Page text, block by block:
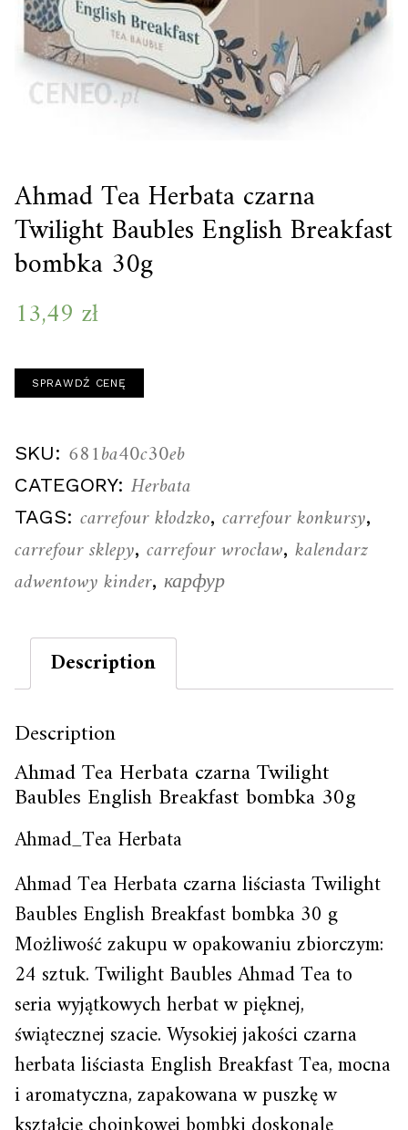
Ahmad Tea Herbata czarna
Twilight Baubles English Breakfast
bombka 30g
13,49 zł
SPRAWDŹ CENĘ
SKU: 681ba40c30eb
CATEGORY: Herbata
TAGS: carrefour kłodzko, carrefour konkursy,
carrefour sklepy, carrefour wrocław, kalendarz
adwentowy kinder, карфур
Description
Description
Ahmad Tea Herbata czarna Twilight
Baubles English Breakfast bombka 30g
Ahmad_Tea Herbata
Ahmad Tea Herbata czarna liściasta Twilight
Baubles English Breakfast bombka 30 g
Możliwość zakupu w opakowaniu zbiorczym:
24 sztuk. Twilight Baubles Ahmad Tea to
seria wyjątkowych herbat w pięknej,
świątecznej szacie. Wysokiej jakości czarna
herbata liściasta English Breakfast Tea, mocna
i aromatyczna, zapakowana w puszkę w